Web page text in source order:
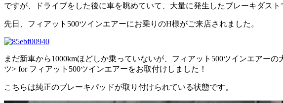
ですが、ドライブをした後に車を眺めていて、大量に発生したブレーキダス
先日、フィアット500ツインエアーにお乗りのH様がご来店されました。
まだ新車から1000kmほどしか乗っていないが、フィアット500ツインエアー
ツ> for フィアット500ツインエアーをお取付けしました！
こちらは純正のブレーキパッドが取り付けられている状態です。